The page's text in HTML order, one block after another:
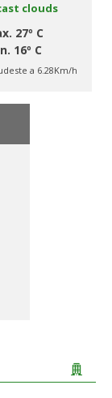
clouds
27º C
16º C
a 6.28Km/h